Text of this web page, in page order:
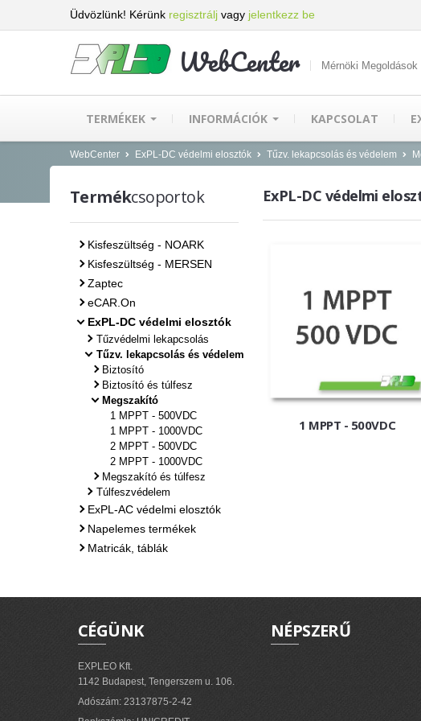
Üdvözlünk! Kérünk regisztrálj vagy jelentkezz be
WebCenter Mérnöki Megoldások
TERMÉKEK INFORMÁCIÓK KAPCSOLAT
WebCenter ExPL-DC védelmi elosztók Tűzv. lekapcsolás és védelem
Termékcsoportok
Kisfeszültség - NOARK
Kisfeszültség - MERSEN
Zaptec
eCAR.On
ExPL-DC védelmi elosztók
Tűzvédelmi lekapcsolás
Tűzv. lekapcsolás és védelem
Biztosító
Biztosító és túlfesz
Megszakító
1 MPPT - 500VDC
1 MPPT - 1000VDC
2 MPPT - 500VDC
2 MPPT - 1000VDC
Megszakító és túlfesz
Túlfeszvédelem
ExPL-AC védelmi elosztók
Napelemes termékek
Matricák, táblák
ExPL-DC védelmi
1 MPPT - 500VDC
CÉGÜNK
EXPLEO Kft.
1142 Budapest, Tengerszem u. 106.
Adószám: 23137875-2-42
NÉPSZERŰ